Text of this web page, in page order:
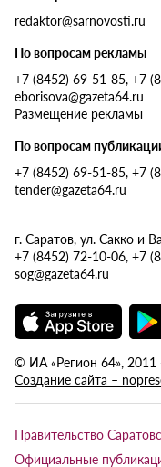
redaktor@sarnovosti.ru
По вопросам рекламы
+7 (8452) 69-51-85, +7
eborisova@gazeta64.ru
Размещение рекламы
По вопросам
+7 (8452) 69-51-85, +7
tender@gazeta64.ru
г. Саратов, ул. Сакко и
+7 (8452) 72-10-06, +7
sog@gazeta64.ru
© ИА «Регион 64»,
Создание сайта –
Правительство
Официальные